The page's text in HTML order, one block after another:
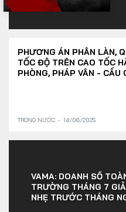
PHƯƠNG ÁN PHÂN LÀN,
TỐC ĐỘ TRÊN CAO TỐC
PHÒNG, PHÁP VÂN -
TRONG NƯỚC 14/08/2025
VAMA: DOANH SỐ
TRƯỜNG THÁNG 7
NHẸ TRƯỚC THÁNG